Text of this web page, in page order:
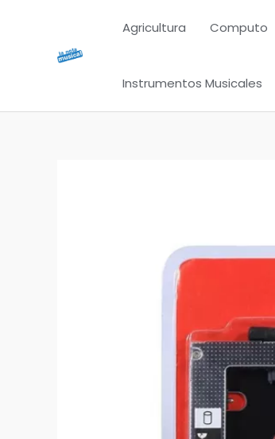
contenido
Agricultura Computo
Instrumentos Musicales